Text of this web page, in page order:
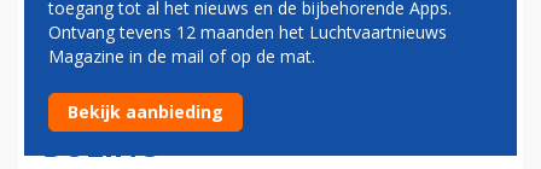
JAPAN AIRLINES PLAATST
BESTELLING VOOR 42
VLIEGTUIGEN BIJ AIRBUS EN
BOEING
toegang tot al het nieuws en de bijbehorende Apps.
Ontvang tevens 12 maanden het Luchtvaartnieuws
Magazine in de mail of op de mat.
Bekijk aanbieding